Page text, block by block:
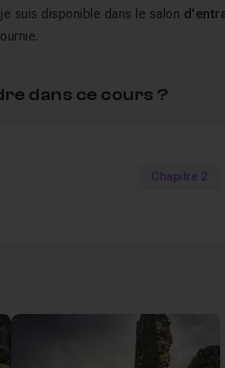
suis disponible dans le salon
dans ce cours ?
Chapitre 2